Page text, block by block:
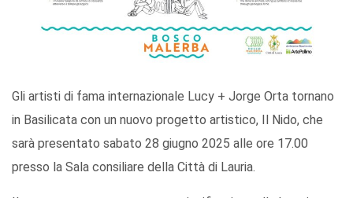
Gli artisti di fama internazionale Lucy + Jorge Orta tornano
in Basilicata con un nuovo progetto artistico, Il Nido, che
sarà presentato sabato 28 giugno 2025 alle ore 17.00
presso la Sala consiliare della Città di Lauria.